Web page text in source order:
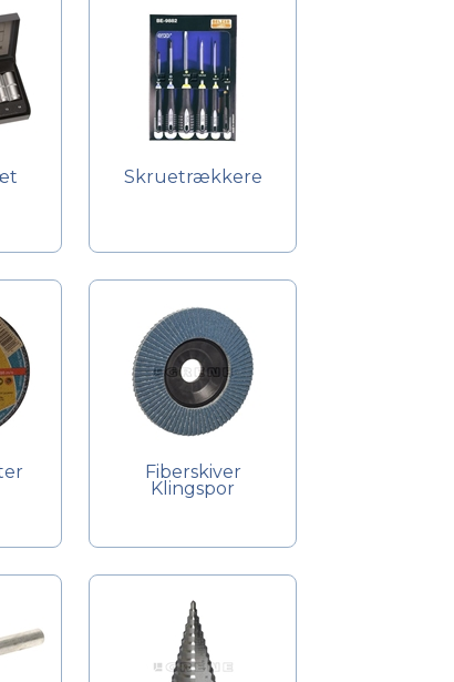
Skruetrækkere
Fiberskiver
Klingspor